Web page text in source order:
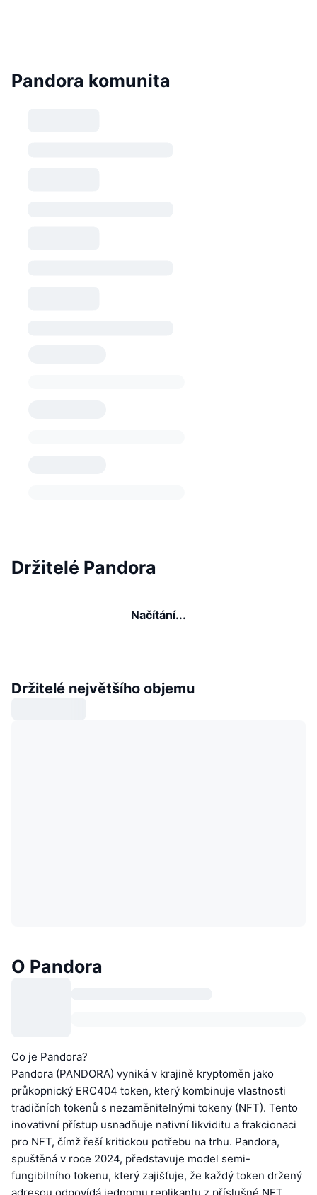
Pandora komunita
Držitelé Pandora
Načítání...
Držitelé největšího objemu
O Pandora
Co je Pandora?
Pandora (PANDORA) vyniká v krajině kryptoměn jako
průkopnický ERC404 token, který kombinuje vlastnosti
tradičních tokenů s nezaměnitelnými tokeny (NFT). Tento
inovativní přístup usnadňuje nativní likviditu a frakcionaci
pro NFT, čímž řeší kritickou potřebu na trhu. Pandora,
spuštěná v roce 2024, představuje model semi-
fungibilního tokenu, který zajišťuje, že každý token držený
adresou odpovídá jednomu replikantu z příslušné NFT